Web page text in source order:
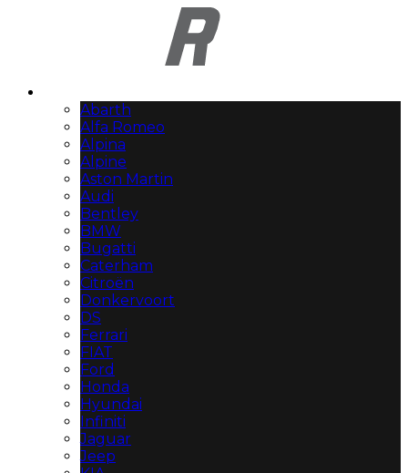
Abarth
Alfa Romeo
Alpina
Alpine
Aston Martin
Audi
Bentley
BMW
Bugatti
Caterham
Citroën
Donkervoort
DS
Ferrari
FIAT
Ford
Honda
Hyundai
Infiniti
Jaguar
Jeep